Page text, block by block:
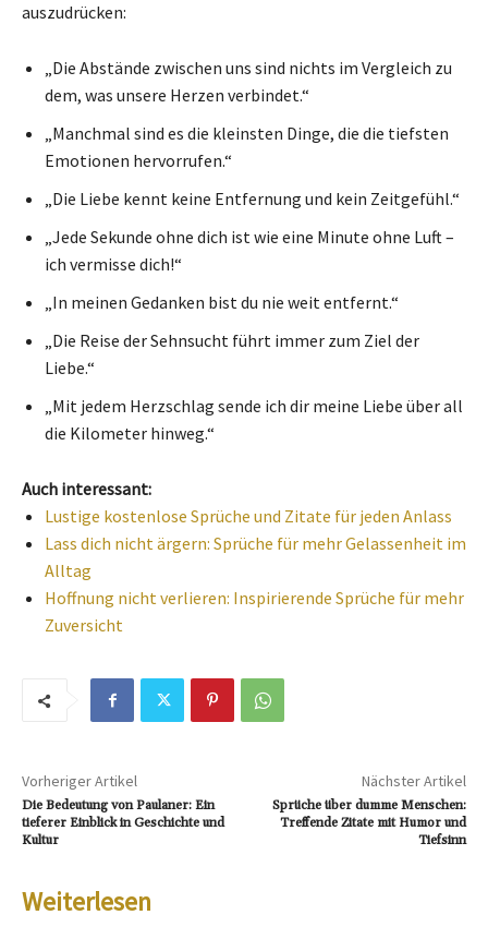
auszudrücken:
„Die Abstände zwischen uns sind nichts im Vergleich zu
dem, was unsere Herzen verbindet.“
„Manchmal sind es die kleinsten Dinge, die die tiefsten
Emotionen hervorrufen.“
„Die Liebe kennt keine Entfernung und kein Zeitgefühl.“
„Jede Sekunde ohne dich ist wie eine Minute ohne Luft –
ich vermisse dich!“
„In meinen Gedanken bist du nie weit entfernt.“
„Die Reise der Sehnsucht führt immer zum Ziel der
Liebe.“
„Mit jedem Herzschlag sende ich dir meine Liebe über all
die Kilometer hinweg.“
Auch interessant:
Lustige kostenlose Sprüche und Zitate für jeden Anlass
Lass dich nicht ärgern: Sprüche für mehr Gelassenheit im
Alltag
Hoffnung nicht verlieren: Inspirierende Sprüche für mehr
Zuversicht
Vorheriger Artikel
Die Bedeutung von Paulaner: Ein
tieferer Einblick in Geschichte und
Kultur
Nächster Artikel
Sprüche über dumme Menschen:
Treffende Zitate mit Humor und
Tiefsinn
Weiterlesen